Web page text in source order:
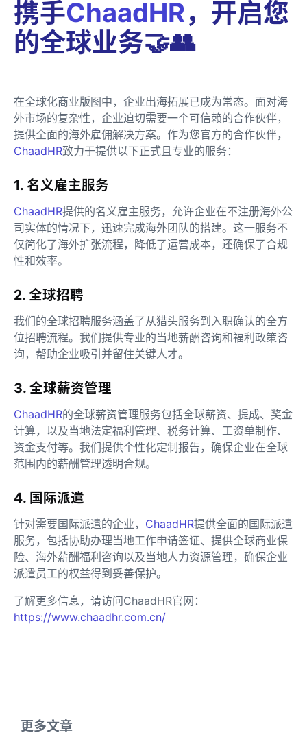
携手ChaadHR，开启您
的全球业务🤝👥
在全球化商业版图中，企业出海拓展已成为常态。面对海
外市场的复杂性，企业迫切需要一个可信赖的合作伙伴，
提供全面的海外雇佣解决方案。作为您官方的合作伙伴，
ChaadHR致力于提供以下正式且专业的服务：
1. 名义雇主服务
ChaadHR提供的名义雇主服务，允许企业在不注册海外公
司实体的情况下，迅速完成海外团队的搭建。这一服务不
仅简化了海外扩张流程，降低了运营成本，还确保了合规
性和效率。
2. 全球招聘
我们的全球招聘服务涵盖了从猎头服务到入职确认的全方
位招聘流程。我们提供专业的当地薪酬咨询和福利政策咨
询，帮助企业吸引并留住关键人才。
3. 全球薪资管理
ChaadHR的全球薪资管理服务包括全球薪资、提成、奖金
计算，以及当地法定福利管理、税务计算、工资单制作、
资金支付等。我们提供个性化定制报告，确保企业在全球
范围内的薪酬管理透明合规。
4. 国际派遣
针对需要国际派遣的企业， ChaadHR提供全面的国际派遣
服务，包括协助办理当地工作申请签证、提供全球商业保
险、海外薪酬福利咨询以及当地人力资源管理，确保企业
派遣员工的权益得到妥善保护。
了解更多信息，请访问ChaadHR官网：
https://www.chaadhr.com.cn/
更多文章